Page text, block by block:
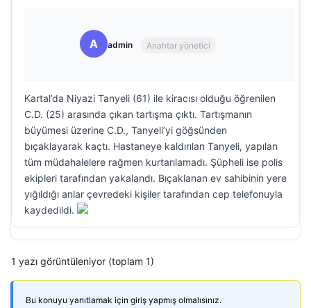
A admin Anahtar yönetici
Kartal’da Niyazi Tanyeli (61) ile kiracısı olduğu öğrenilen
C.D. (25) arasında çıkan tartışma çıktı. Tartışmanın
büyümesi üzerine C.D., Tanyeli’yi göğsünden
bıçaklayarak kaçtı. Hastaneye kaldırılan Tanyeli, yapılan
tüm müdahalelere rağmen kurtarılamadı. Şüpheli ise polis
ekipleri tarafından yakalandı. Bıçaklanan ev sahibinin yere
yığıldığı anlar çevredeki kişiler tarafından cep telefonuyla
kaydedildi.
1 yazı görüntüleniyor (toplam 1)
Bu konuyu yanıtlamak için giriş yapmış olmalısınız.